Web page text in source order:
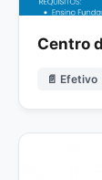
Centro
📄 Efetivo